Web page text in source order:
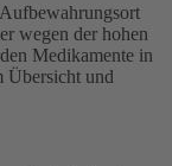
wegen der hohen
Medikamente in
Übersicht und